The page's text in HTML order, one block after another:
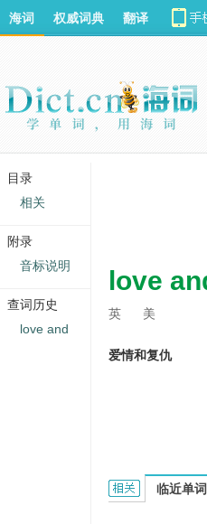
love
英 美
爱情和复仇
love and临近单词
海词 权威词典 翻译
目录
相关
附录
音标说明
查词历史
love and